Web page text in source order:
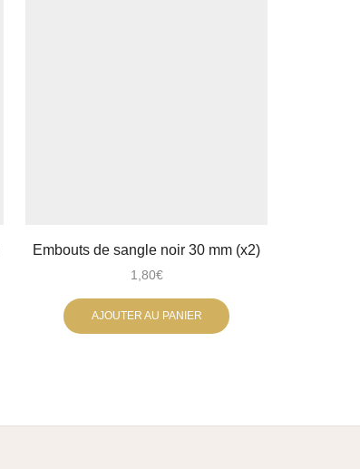
Embouts de sangle noir 30 mm (x2)
1,80€
AJOUTER AU PANIER